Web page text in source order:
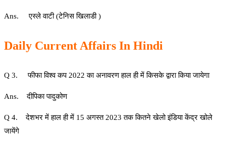
Ans. एस्ले वाटी (टेनिस खिलाडी )
Daily Current Affairs In Hindi
Q 3. फीफा विश्व कप 2022 का अनावरण हाल ही में किसके द्वारा किया जायेगा
Ans. दीपिका पादुकोण
Q 4. देशभर में हाल ही में 15 अगस्त 2023 तक कितने खेलो इंडिया केंद्र खोले
जायेंगे